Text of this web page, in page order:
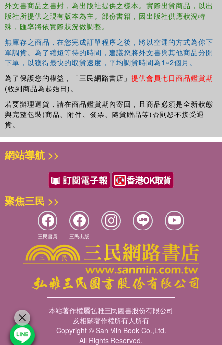
外文書商品之書封，為出版社提供之樣本。實際出貨商品，以出
版社所提供之現有版本為主。部份書籍，因出版社供應狀況特
殊，匯率將依實際狀況做調整。
無庫存之商品，在您完成訂單程序之後，將以空運的方式為你下
單調貨。為了縮短等待的時間，建議您將外文書與其他商品分開
下單，以獲得最快的取貨速度，平均調貨時間為1~2個月。
為了保護您的權益，「三民網路書店」 提供會員七日商品鑑賞期
(收到商品為起始日)。
若要辦理退貨，請在商品鑑賞期內寄回，且商品必須是全新狀態
與完整包裝(商品、附件、發票、隨貨贈品等)否則恕不接受退
貨。
網站導航 >>
聚焦三民 >>
三民書局 三民出版
本站著作權屬弘雅三民圖書股份有限公司
及相關著作權所有人所有
Copyright © San Min Book Co.,Ltd.
All Rights Reserved.